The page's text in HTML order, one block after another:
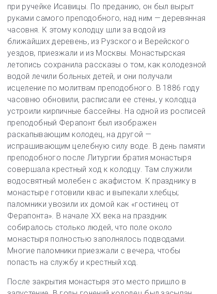
при ручейке Исавицы. По преданию, он был вырыт
руками самого преподобного, над ним — деревянная
часовня. К этому колодцу шли за водой из
ближайших деревень, из Рузского и Верейского
уездов, приезжали и из Москвы. Монастырская
летопись сохранила рассказы о том, как колодезной
водой лечили больных детей, и они получали
исцеление по молитвам преподобного. В 1886 году
часовню обновили, расписали ее стены, у колодца
устроили кирпичные бассейны. На одной из росписей
преподобный Ферапонт был изображен
раскапывающим колодец, на другой —
испрашивающим целебную силу воде. В день памяти
преподобного после Литургии братия монастыря
совершала крестный ход к колодцу. Там служили
водосвятный молебен с акафистом. К празднику в
монастыре готовили квас и выпекали хлебцы;
паломники увозили их домой как «гостинец от
Ферапонта». В начале XX века на праздник
собиралось столько людей, что поле около
монастыря полностью заполнялось подводами.
Многие паломники приезжали с вечера, чтобы
попасть на службу и крестный ход.
После закрытия монастыря это место пришло в